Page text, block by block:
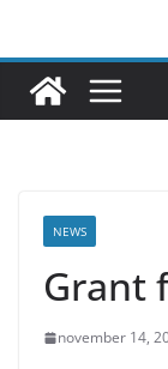
inhoud
NEWS
Grant
november 14,